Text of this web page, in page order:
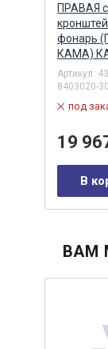
ПРАВАЯ с
фонарь
КАМА)
Артикул:
8403020-30
под
19
В
ВАМ